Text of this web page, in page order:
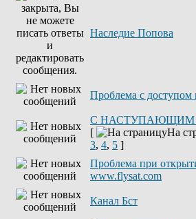
Наследие Попова
Проблема с доступом
С НАСТУПАЮЩИМ
[
На
3, 4, 5 ]
Проблема при
www.flysat.com
Канал Бст